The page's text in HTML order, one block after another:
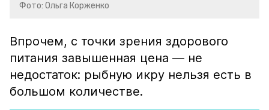
Фото: Ольга Корженко
Впрочем, с точки зрения здорового
питания завышенная цена — не
недостаток: рыбную икру нельзя есть в
большом количестве.